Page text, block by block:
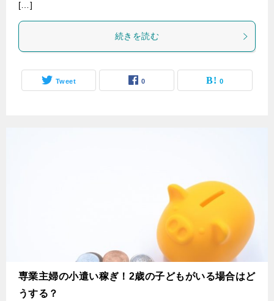
[…]
続きを読む
Tweet 0 0
専業主婦の小遣い稼ぎ！2歳の子どもがいる場合はど
うする？